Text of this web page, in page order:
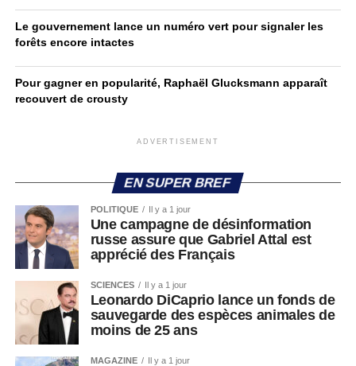
Le gouvernement lance un numéro vert pour signaler les
forêts encore intactes
Pour gagner en popularité, Raphaël Glucksmann apparaît
recouvert de crousty
ADVERTISEMENT
EN SUPER BREF
POLITIQUE Il y a 1 jour
Une campagne de désinformation
russe assure que Gabriel Attal est
apprécié des Français
SCIENCES Il y a 1 jour
Leonardo DiCaprio lance un fonds de
sauvegarde des espèces animales de
moins de 25 ans
MAGAZINE Il y a 1 jour